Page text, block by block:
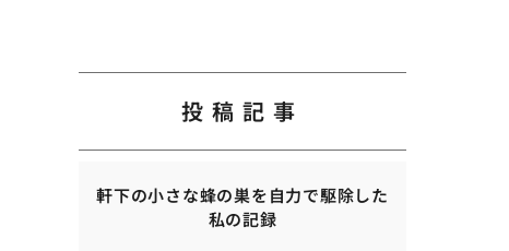
投稿記事
軒下の小さな蜂の巣を自力で駆除した
私の記録